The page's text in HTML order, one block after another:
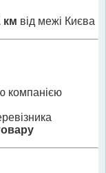
км від межі Києва
компанією